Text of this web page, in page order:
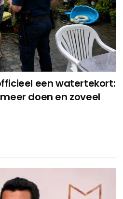
een watertekort:
doen en zoveel